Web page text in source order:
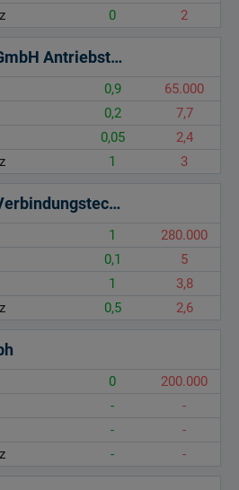
0 2
ORBIT GmbH Antriebstechnik
0,9
65.000
0,2
7,7
0,05
2,4
1 3
Lenze Verbindungstechnik GmbH
1
280.000
0,1
5
1
3,8
0,5 2,6
0
200.000
-
-
-
-
- -